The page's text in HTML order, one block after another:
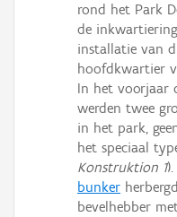
rond het Park
de
installatie van
hoofdkwartier
In het voorjaar
werden twee
in het park,
het speciaal
Konstruktion 1
bunker
bevelhebber